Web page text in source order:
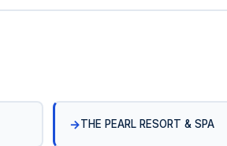
THE PEARL RESORT & SPA